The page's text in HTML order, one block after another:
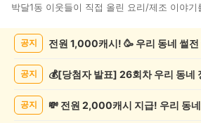
박달1동 이웃들이 직접 올린 요리/제조 이야기
리/
공지 전원 1,000캐시! 🥳 우리 동네 썰
공지
공지